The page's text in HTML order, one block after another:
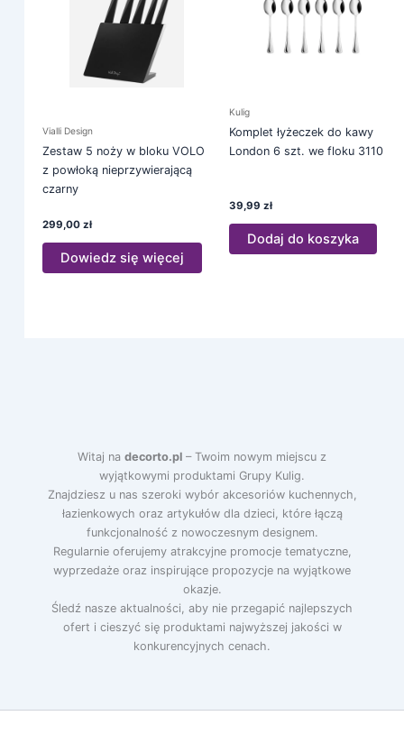
Vialli Design
Zestaw 5 noży w bloku VOLO
z powłoką nieprzywierającą
czarny
299,00 zł
Dowiedz się więcej
Kulig
Komplet łyżeczek do kawy
London 6 szt. we floku 3110
39,99 zł
Dodaj do koszyka
Witaj na decorto.pl – Twoim nowym miejscu z
wyjątkowymi produktami Grupy Kulig.
Znajdziesz u nas szeroki wybór akcesoriów kuchennych,
łazienkowych oraz artykułów dla dzieci, które łączą
funkcjonalność z nowoczesnym designem.
Regularnie oferujemy atrakcyjne promocje tematyczne,
wyprzedaże oraz inspirujące propozycje na wyjątkowe
okazje.
Śledź nasze aktualności, aby nie przegapić najlepszych
ofert i cieszyć się produktami najwyższej jakości w
konkurencyjnych cenach.